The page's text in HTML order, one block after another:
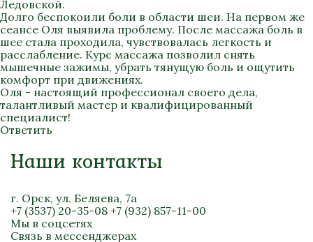
Ледовской.
Долго беспокоили боли в области шеи. На первом же
сеансе Оля выявила проблему. После массажа боль в
шее стала проходила, чувствовалась легкость и
расслабление. Курс массажа позволил снять
мышечные зажимы, убрать тянущую боль и ощутить
комфорт при движениях.
Оля - настоящий профессионал своего дела,
талантливый мастер и квалифицированный
специалист!
Ответить
Наши контакты
г. Орск, ул. Беляева, 7а
+7 (3537) 20-35-08 +7 (932) 857-11-00
Мы в соцсетях
Связь в мессенджерах